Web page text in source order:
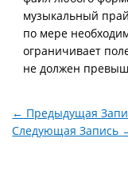
музыкальный
по мере
ограничивает
не должен
← Предыдущая
Следующая Запись